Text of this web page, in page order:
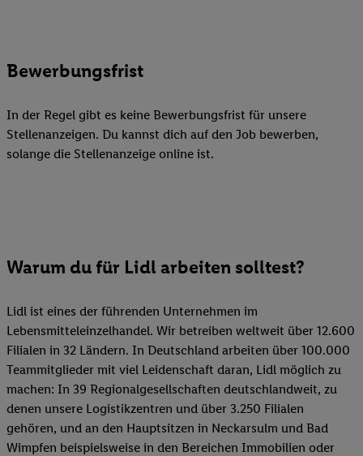
Bewerbungsfrist
In der Regel gibt es keine Bewerbungsfrist für unsere
Stellenanzeigen. Du kannst dich auf den Job bewerben,
solange die Stellenanzeige online ist.
Warum du für Lidl arbeiten solltest?
Lidl ist eines der führenden Unternehmen im
Lebensmitteleinzelhandel. Wir betreiben weltweit über 12.600
Filialen in 32 Ländern. In Deutschland arbeiten über 100.000
Teammitglieder mit viel Leidenschaft daran, Lidl möglich zu
machen: In 39 Regionalgesellschaften deutschlandweit, zu
denen unsere Logistikzentren und über 3.250 Filialen
gehören, und an den Hauptsitzen in Neckarsulm und Bad
Wimpfen beispielsweise in den Bereichen Immobilien oder